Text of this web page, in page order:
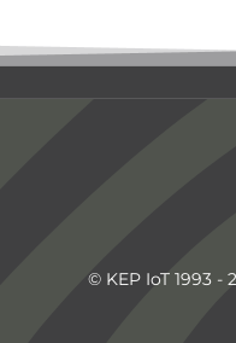
© KEP IoT 1993 -